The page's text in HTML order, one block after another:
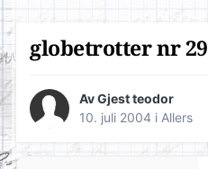
globetrotter nr 29
Av Gjest teodor
10. juli 2004 i Allers